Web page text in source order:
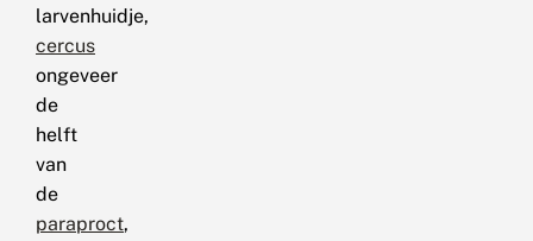
larvenhuidje,
cercus
ongeveer
de
helft
van
de
paraproct,